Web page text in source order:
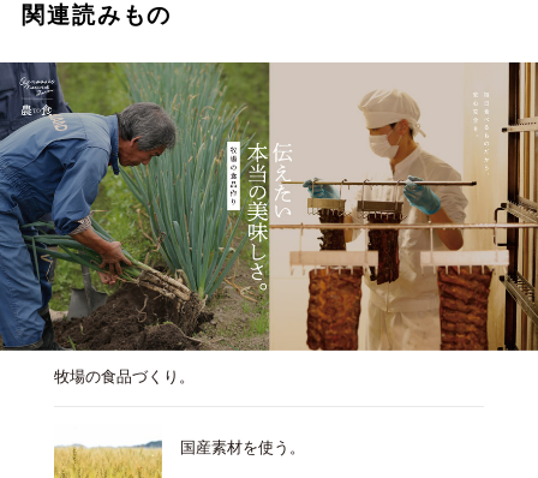
関連読みもの
牧場の食品づくり。
国産素材を使う。